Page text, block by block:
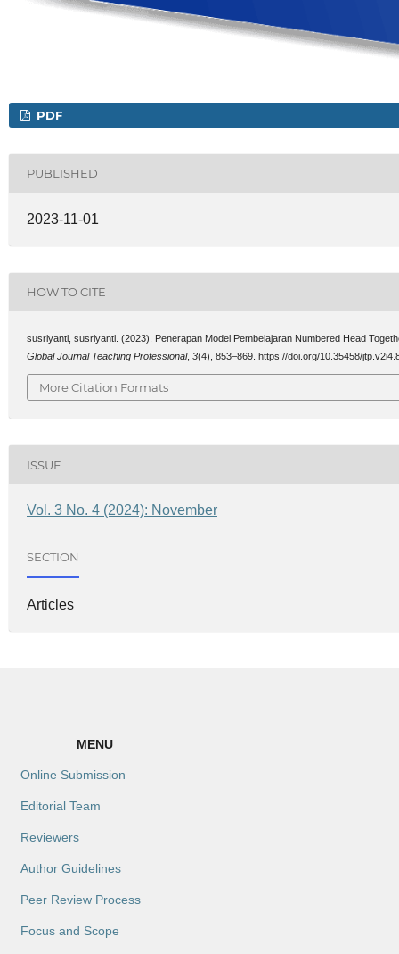
PDF
PUBLISHED
2023-11-01
HOW TO CITE
susriyanti, susriyanti. (2023). Penerapan Model Pembelajaran Numbered Head
Global Journal Teaching Professional, 3(4), 853–869. https://doi.org/10.35458/
More Citation Formats
ISSUE
Vol. 3 No. 4 (2024): November
SECTION
Articles
MENU
Online Submission
Editorial Team
Reviewers
Author Guidelines
Peer Review Process
Focus and Scope